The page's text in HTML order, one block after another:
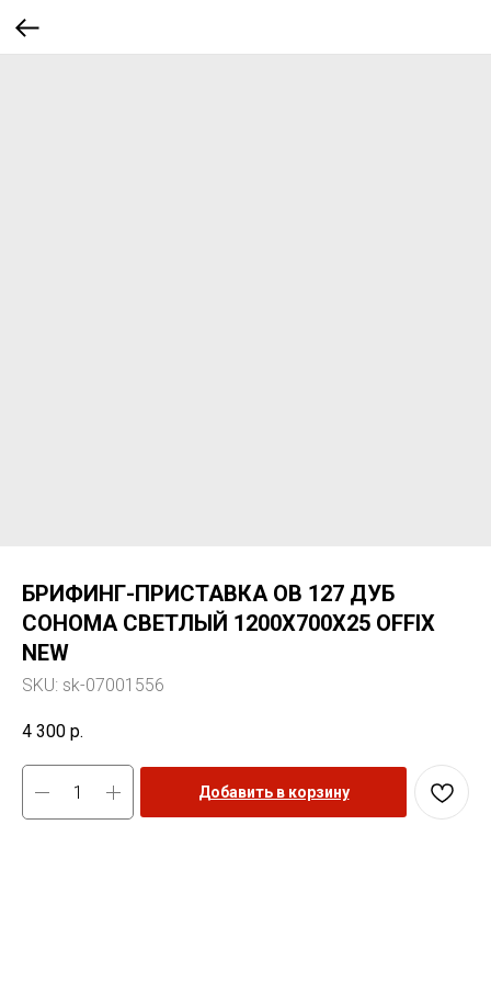
БРИФИНГ-ПРИСТАВКА OB 127 ДУБ
СОНОМА СВЕТЛЫЙ 1200Х700Х25 OFFIX
NEW
SKU: sk-07001556
4 300 р.
Добавить в корзину